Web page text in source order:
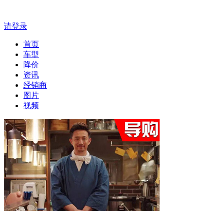
请登录
首页
车型
降价
资讯
经销商
图片
视频